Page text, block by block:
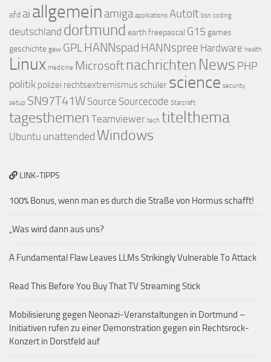
afd ai allgemein amiga applications AutoIt bsn coding
deutschland dortmund earthfreepascal G15 games
geschichte gew GPLHANNspad HANNspree Hardware health
Linux medicine Microsoft nachrichten News PHP
politik polizei rechtsextremismusschüler science security
setup SN97T41W Source Sourcecode Starcraft
tagesthemen Teamviewer tech titelthema
Ubuntu unattended Windows
LINK-TIPPS
100% Bonus, wenn man es durch die Straße von Hormus schafft!
„Was wird dann aus uns?
A Fundamental Flaw Leaves LLMs Strikingly Vulnerable To Attack
Read This Before You Buy That TV Streaming Stick
Mobilisierung gegen Neonazi-Veranstaltungen in Dortmund –
Initiativen rufen zu einer Demonstration gegen ein Rechtsrock-
Konzert in Dorstfeld auf